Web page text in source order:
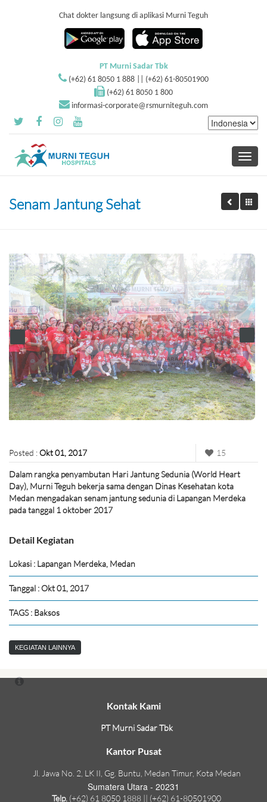
Chat dokter langsung di aplikasi Murni Teguh
PT Murni Sadar Tbk
(+62) 61 8050 1 888 || (+62) 61-80501900
(+62) 61 8050 1 800
informasi-corporate@rsmurniteguh.com
Toggle
Senam Jantung Sehat
Posted :Okt 01, 2017 15
Dalam rangka penyambutan Hari Jantung Sedunia (World Heart
Day), Murni Teguh bekerja sama dengan Dinas Kesehatan kota
Medan mengadakan senam jantung sedunia di Lapangan Merdeka
pada tanggal 1 oktober 2017
Detail Kegiatan
Lokasi : Lapangan Merdeka, Medan
Tanggal : Okt 01, 2017
TAGS : Baksos
KEGIATAN LAINNYA
Kontak Kami
PT Murni Sadar Tbk
Kantor Pusat
Jl. Jawa No. 2, LK II, Gg. Buntu, Medan Timur, Kota Medan
Sumatera Utara - 20231
Telp. (+62) 61 8050 1888 || (+62) 61-80501900